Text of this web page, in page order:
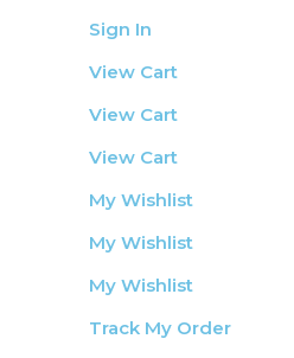
Sign In
View Cart
View Cart
View Cart
My Wishlist
My Wishlist
My Wishlist
Track My Order